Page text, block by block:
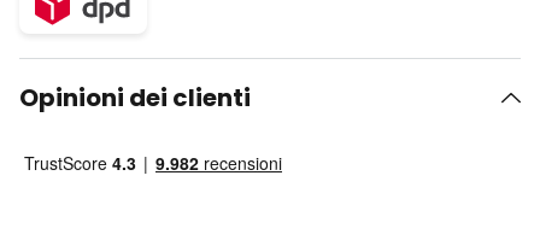
Opinioni dei clienti